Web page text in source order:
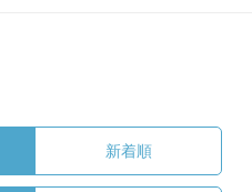
新着順